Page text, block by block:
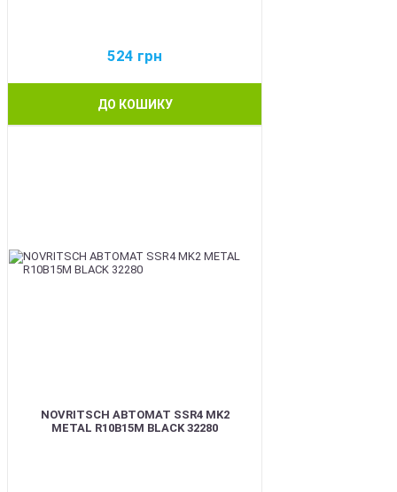
524 грн
ДО КОШИКУ
NOVRITSCH АВТОМАТ SSR4 MK2
METAL R10B15M BLACK 32280